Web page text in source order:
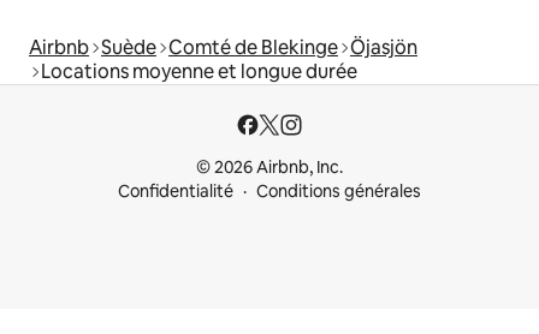
Airbnb Suède Comté de Blekinge Öjasjön
Locations moyenne et longue durée
© 2026 Airbnb, Inc.
Confidentialité
Conditions générales